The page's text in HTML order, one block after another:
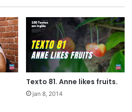
Texto 81. Anne likes fruits.
jan 8, 2014